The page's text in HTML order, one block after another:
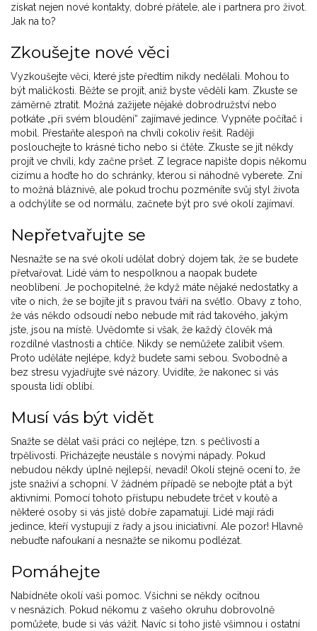
získat nejen nové kontakty, dobré přátele, ale i partnera pro život.
Jak na to?
Zkoušejte nové věci
Vyzkoušejte věci, které jste předtím nikdy nedělali. Mohou to
být maličkosti. Běžte se projít, aniž byste věděli kam. Zkuste se
záměrně ztratit. Možná zažijete nějaké dobrodružství nebo
potkáte „při svém bloudění“ zajímavé jedince. Vypněte počítač i
mobil. Přestaňte alespoň na chvíli cokoliv řešit. Raději
poslouchejte to krásné ticho nebo si čtěte. Zkuste se jít někdy
projít ve chvíli, kdy začne pršet. Z legrace napište dopis někomu
cizímu a hoďte ho do schránky, kterou si náhodně vyberete. Zní
to možná bláznivě, ale pokud trochu pozměníte svůj styl života
a odchýlíte se od normálu, začnete být pro své okolí zajímaví.
Nepřetvařujte se
Nesnažte se na své okolí udělat dobrý dojem tak, že se budete
přetvařovat. Lidé vám to nespolknou a naopak budete
neoblíbení. Je pochopitelné, že když máte nějaké nedostatky a
víte o nich, že se bojíte jít s pravou tváří na světlo. Obavy z toho,
že vás někdo odsoudí nebo nebude mít rád takového, jakým
jste, jsou na místě. Uvědomte si však, že každý člověk má
rozdílné vlastnosti a chtíče. Nikdy se nemůžete zalíbit všem.
Proto uděláte nejlépe, když budete sami sebou. Svobodně a
bez stresu vyjadřujte své názory. Uvidíte, že nakonec si vás
spousta lidí oblíbí.
Musí vás být vidět
Snažte se dělat vaši práci co nejlépe, tzn. s pečlivostí a
trpělivostí. Přicházejte neustále s novými nápady. Pokud
nebudou někdy úplně nejlepší, nevadí! Okolí stejně ocení to, že
jste snaživí a schopní. V žádném případě se nebojte ptát a být
aktivními. Pomocí tohoto přístupu nebudete trčet v koutě a
některé osoby si vás jistě dobře zapamatují. Lidé mají rádi
jedince, kteří vystupují z řady a jsou iniciativní. Ale pozor! Hlavně
nebuďte nafoukaní a nesnažte se nikomu podlézat.
Pomáhejte
Nabídněte okolí vaši pomoc. Všichni se někdy ocitnou
v nesnázích. Pokud někomu z vašeho okruhu dobrovolně
pomůžete, bude si vás vážit. Navíc si toho jistě všimnou i ostatní